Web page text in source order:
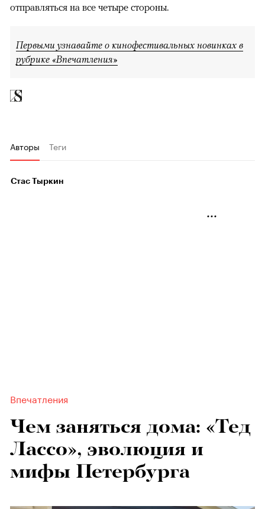
отправляться на все четыре стороны.
Первыми узнавайте о кинофестивальных новинках в
рубрике «Впечатления»
Авторы Теги
Стас Тыркин
Впечатления
Чем заняться дома: «Тед
Лассо», эволюция и
мифы Петербурга